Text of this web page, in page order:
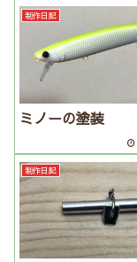
制作日記
ミノーの塗装
制作日記